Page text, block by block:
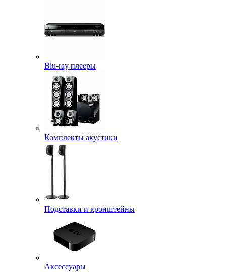
Blu-ray плееры
Комплекты акустики
Подставки и кронштейны
Аксессуары